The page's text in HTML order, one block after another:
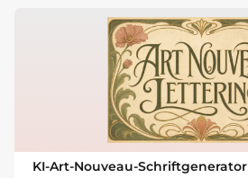
KI-Art-Nouveau-Schriftgenerator